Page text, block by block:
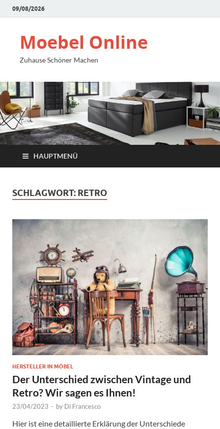
09/08/2026
Moebel Online
Zuhause Schöner Machen
HAUPTMENÜ
SCHLAGWORT: RETRO
HERSTELLER IN MÖBEL
Der Unterschied zwischen Vintage und
Retro? Wir sagen es Ihnen!
23/04/2023 - by Di Francesco
Hier ist eine detaillierte Erklärung der Unterschiede